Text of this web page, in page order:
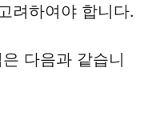
려하여야 합니다.
다음과 같습니